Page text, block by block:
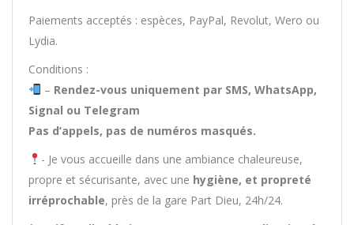
Paiements acceptés : espèces, PayPal, Revolut, Wero ou
Lydia.
Conditions :
– Rendez-vous uniquement par SMS, WhatsApp,
Signal ou Telegram
Pas d’appels, pas de numéros masqués.
- Je vous accueille dans une ambiance chaleureuse,
propre et sécurisante, avec une hygiène, et propreté
irréprochable, près de la gare Part Dieu, 24h/24.